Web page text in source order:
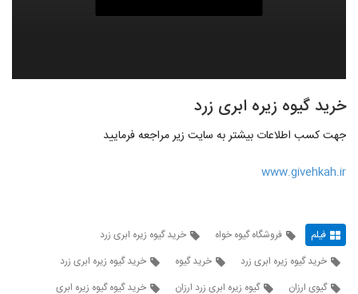
خرید گیوه زیره ابری زرد
جهت کسب اطلاعات بیشتر به سایت زیر مراجعه فرمایید
www.givehkah.ir
فیلم فروشگاه گیوه خواه
خرید گیوه زیره ابری زرد
خرید گیوه زیره ابری زرد
خرید گیوه
خرید گیوه زیره ابری زرد
گیوی ارزان
گیوه زیره ابری زرد ارزان
خرید گیوه گیوه زیره ابری